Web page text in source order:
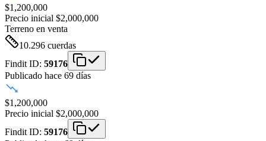
$1,200,000
Precio inicial $2,000,000
Terreno en venta
10.296 cuerdas
Findit ID: 59176
Publicado hace 69 días
$1,200,000
Precio inicial $2,000,000
Findit ID: 59176